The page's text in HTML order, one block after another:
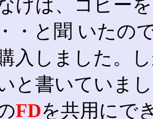
げば、コピー
・と聞 いたの
入しました。
と書いていま
FDを共用にで